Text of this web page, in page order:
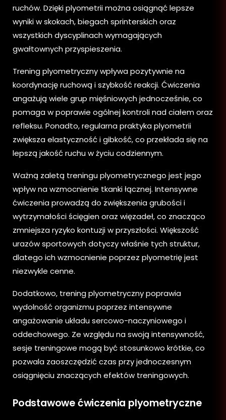
ruchów. Dzięki plyometrii można osiągnąć lepsze
wyniki w skokach, biegach sprinterskich oraz
wszystkich dyscyplinach wymagających
gwałtownych przyspieszenia.
Trening plyometryczny wpływa pozytywnie na
koordynację ruchową i szybkość reakcji. Ćwiczenia
angażują wiele grup mięśniowych jednocześnie, co
pomaga w poprawie ogólnej kontroli nad ciałem oraz
refleksu. Ponadto, regularna praktyka plyometrii
zwiększa elastyczność i gibkość, co przekłada się na
lepszą jakość ruchu w życiu codziennym.
Ważną zaletą treningu plyometrycznego jest jego
wpływ na wzmocnienie tkanki łącznej. Intensywne
ćwiczenia prowadzą do zwiększenia grubości i
wytrzymałości ścięgien oraz więzadeł, co znacząco
zmniejsza ryzyko kontuzji w przyszłości. Większość
urazów sportowych dotyczy właśnie tych struktur,
dlatego ich wzmocnienie poprzez plyometrię jest
niezwykle cenne.
Dodatkowo, trening plyometryczny poprawia
wydolność organizmu poprzez intensywne
angażowanie układu sercowo-naczyniowego i
oddechowego. Ze względu na swoją intensywność,
sesje treningowe mogą być stosunkowo krótkie, co
pozwala zaoszczędzić czas przy jednoczesnym
osiągnięciu znaczących efektów treningowych.
Podstawowe ćwiczenia plyometryczne